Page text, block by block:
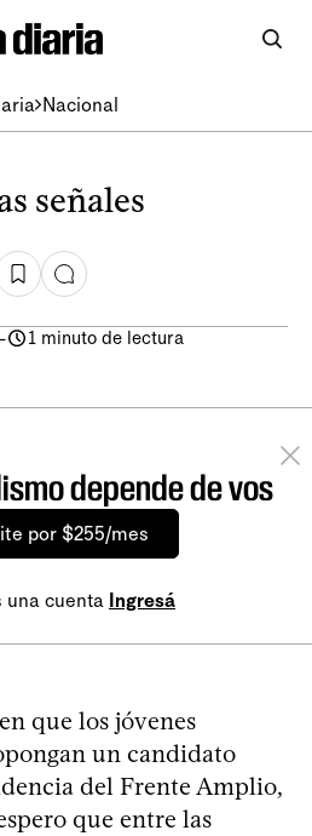
Nacional
señales
- 1 minuto de lectura
depende de vos
por $255/mes
una cuenta Ingresá
que los jóvenes
un candidato
del Frente Amplio,
que entre las